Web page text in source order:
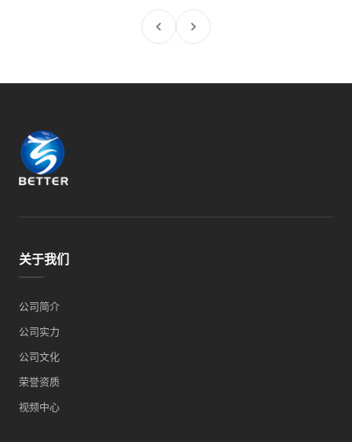
关于我们
公司简介
公司实力
公司文化
荣誉资质
视频中心